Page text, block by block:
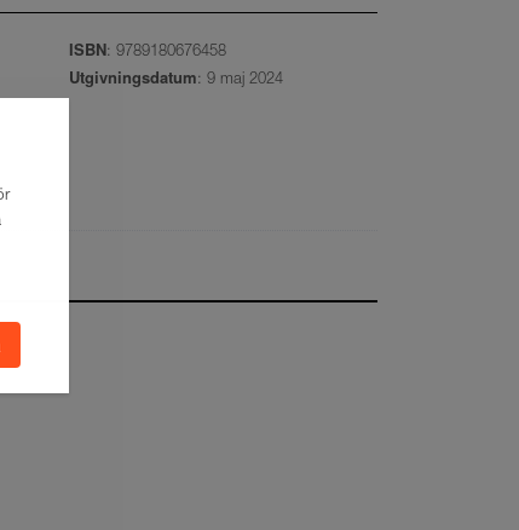
ISBN: 9789180676458
Utgivningsdatum: 9 maj 2024